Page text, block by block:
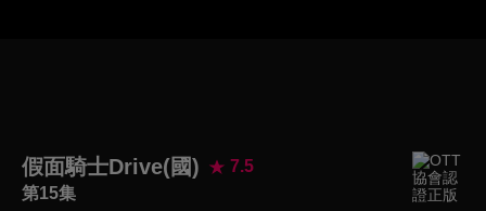
假面騎士Drive(國)
7.5
第15集